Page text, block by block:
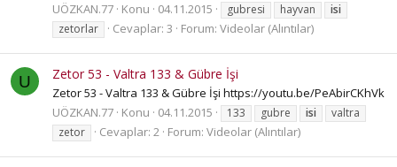
UÖZKAN.77 Konu 04.11.2015 gubresi hayvan
isi
zetorlar
Cevaplar: 3 Forum: Videolar (Alıntılar)
U Zetor 53 - Valtra 133 & Gübre İşi
Zetor 53 - Valtra 133 & Gübre İşi https://youtu.be/PeAbirCKhVk
UÖZKAN.77 Konu 04.11.2015 133 gubre isi
valtra
zetor
Cevaplar: 2 Forum: Videolar (Alıntılar)